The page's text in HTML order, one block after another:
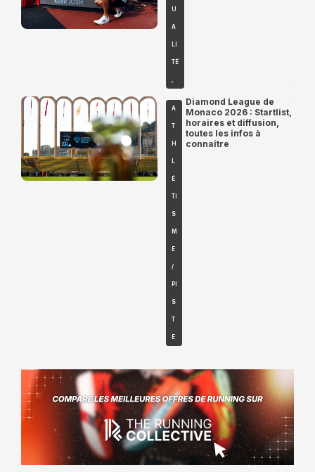
U
A
LI
TÉ
,
A
T
H
L
É
TI
S
M
E
/
PI
S
T
E
Diamond League de
Monaco 2026 : Startlist,
horaires et diffusion,
toutes les infos à
connaître